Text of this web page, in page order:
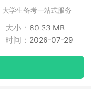
大学生备考一站式服务
大小： 60.33 MB
时间： 2026-07-29